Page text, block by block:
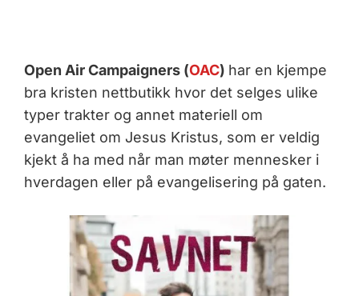
Open Air Campaigners (OAC) har en kjempe
bra kristen nettbutikk hvor det selges ulike
typer trakter og annet materiell om
evangeliet om Jesus Kristus, som er veldig
kjekt å ha med når man møter mennesker i
hverdagen eller på evangelisering på gaten.